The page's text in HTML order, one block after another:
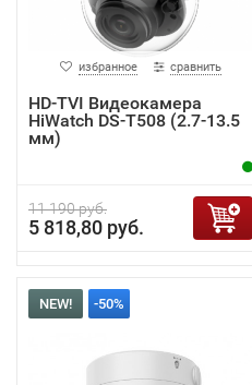
избранное сравнить
HD-TVI Видеокамера
HiWatch DS-T508 (2.7-13.5
мм)
11 190 руб.
5 818,80 руб.
NEW! -50%